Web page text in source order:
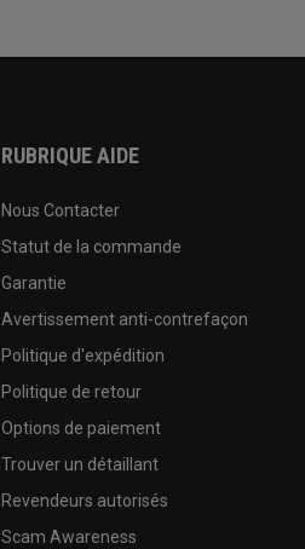
RUBRIQUE AIDE
Nous Contacter
Statut de la commande
Garantie
Avertissement anti-contrefaçon
Politique d'expédition
Politique de retour
Options de paiement
Trouver un détaillant
Revendeurs autorisés
Scam Awareness